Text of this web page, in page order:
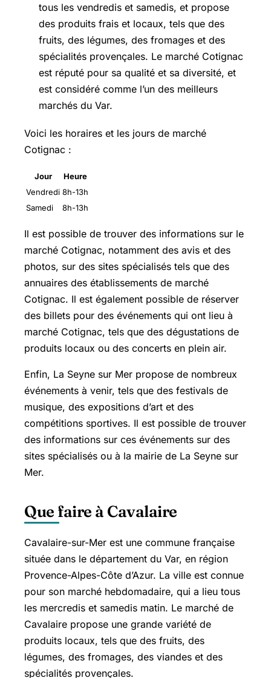
tous les vendredis et samedis, et propose
des produits frais et locaux, tels que des
fruits, des légumes, des fromages et des
spécialités provençales. Le marché Cotignac
est réputé pour sa qualité et sa diversité, et
est considéré comme l’un des meilleurs
marchés du Var.
Voici les horaires et les jours de marché
Cotignac :
Jour
Heure
Vendredi 8h-13h
Samedi
8h-13h
Il est possible de trouver des informations sur le
marché Cotignac, notamment des avis et des
photos, sur des sites spécialisés tels que des
annuaires des établissements de marché
Cotignac. Il est également possible de réserver
des billets pour des événements qui ont lieu à
marché Cotignac, tels que des dégustations de
produits locaux ou des concerts en plein air.
Enfin, La Seyne sur Mer propose de nombreux
événements à venir, tels que des festivals de
musique, des expositions d’art et des
compétitions sportives. Il est possible de trouver
des informations sur ces événements sur des
sites spécialisés ou à la mairie de La Seyne sur
Mer.
Que faire à Cavalaire
Cavalaire-sur-Mer est une commune française
située dans le département du Var, en région
Provence-Alpes-Côte d’Azur. La ville est connue
pour son marché hebdomadaire, qui a lieu tous
les mercredis et samedis matin. Le marché de
Cavalaire propose une grande variété de
produits locaux, tels que des fruits, des
légumes, des fromages, des viandes et des
spécialités provençales.